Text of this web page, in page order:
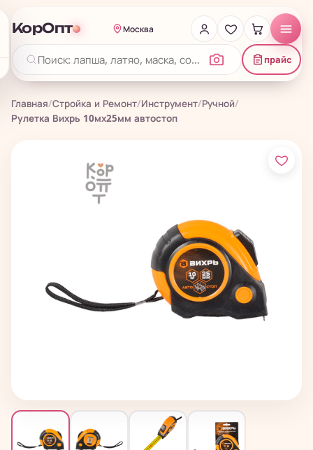
КорОпт Москва
прайс
Главная/Стройка и Ремонт/Инструмент/Ручной/
Рулетка Вихрь 10мх25мм автостоп